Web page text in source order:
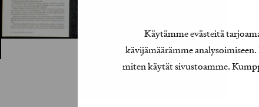
Käytämme evästeitä
kävijämäärämme
miten käytät sivustoamme.